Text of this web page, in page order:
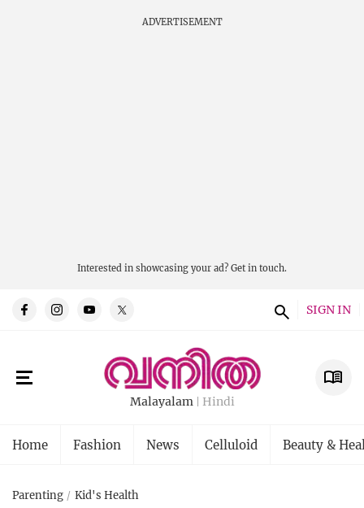
ADVERTISEMENT
Interested in showcasing your ad? Get in touch.
SIGN IN
Malayalam Hindi
Home Fashion News Celluloid Beauty &
Parenting Kid's Health